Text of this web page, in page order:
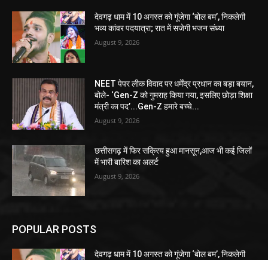
देवगढ़ धाम में 10 अगस्त को गूंजेगा ‘बोल बम’, निकलेगी
भव्य कांवर पदयात्रा; रात में सजेगी भजन संध्या
August 9, 2026
NEET पेपर लीक विवाद पर धर्मेंद्र प्रधान का बड़ा बयान,
बोले- ‘Gen-Z को गुमराह किया गया, इसलिए छोड़ा शिक्षा
मंत्री का पद’...Gen-Z हमारे बच्चे...
August 9, 2026
छत्तीसगढ़ में फिर सक्रिय हुआ मानसून,आज भी कई जिलों
में भारी बारिश का अलर्ट
August 9, 2026
POPULAR POSTS
देवगढ़ धाम में 10 अगस्त को गूंजेगा ‘बोल बम’, निकलेगी